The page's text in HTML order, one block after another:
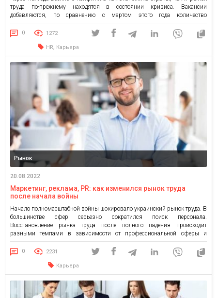
труда по-прежнему находятся в состоянии кризиса. Вакансии
добавляются, по сравнению с мартом этого года количество
предложений увеличилось в 20 раз. Однако о полноценном
восстановлении рынка труда говорить еще рано. На кадровом портале
grc.ua количество вакансий до […]
0 1272
HR, Карьера
Рынок
20.08.2022
Маркетинг, реклама, PR: как изменился рынок труда
после начала войны
Начало полномасштабной войны шокировало украинский рынок труда. В
большинстве сфер серьезно сократился поиск персонала.
Восстановление рынка труда после полного падения происходит
разными темпами в зависимости от профессиональной сферы и
региона. Специалисты сферы маркетинга, рекламы и PR обычно были
одними из самых востребованных специалистов. Легко ли найти работу
в этом сегменте рынка в августе и какие […]
0 2231
Карьера